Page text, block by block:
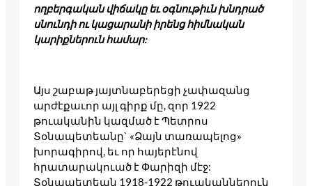
ողբերգական վիճակը եւ օգնութիւն խնդրած
սնունդի ու կացարանի իրենց հիմնական
կարիքներուն համար:
Այս շաբաթ յայտնաբերեցի չափազանց
արժէքաւոր այլ գիրք մը, զոր 1922
թուականին կազմած է Պետրոս
Տօնապետեանը` «Ձայն տառապելոց»
խորագիրով, եւ որ հայերէնով
հրատարակուած է Փարիզի մէջ:
Տօնապետեան 1918-1922 թուականներուն